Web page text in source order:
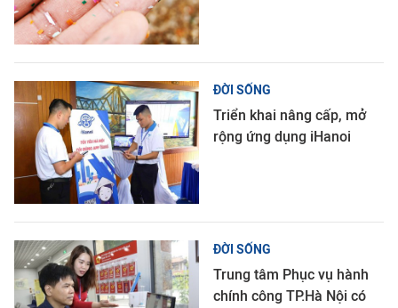
ĐỜI SỐNG
Triển khai nâng cấp, mở
rộng ứng dụng iHanoi
ĐỜI SỐNG
Trung tâm Phục vụ hành
chính công TP.Hà Nội có